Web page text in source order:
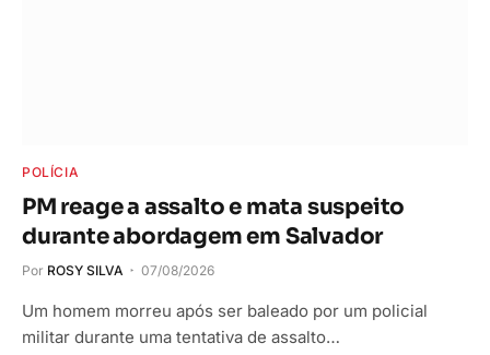
POLÍCIA
PM reage a assalto e mata suspeito
durante abordagem em Salvador
Por ROSY SILVA 07/08/2026
Um homem morreu após ser baleado por um policial
militar durante uma tentativa de assalto…